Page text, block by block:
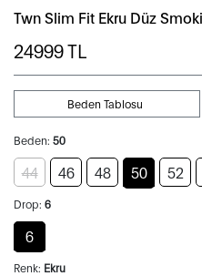
Twn Slim Fit Ekru Düz
24999TL
Beden: 50
Beden Tablosu
44 46 48 50 52
Drop: 6
6
Renk: Ekru